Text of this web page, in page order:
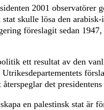
2001 observatörer
stat skulle lösa den
föreslagit sedan
ett resultat av den
det
en palestinsk stat är